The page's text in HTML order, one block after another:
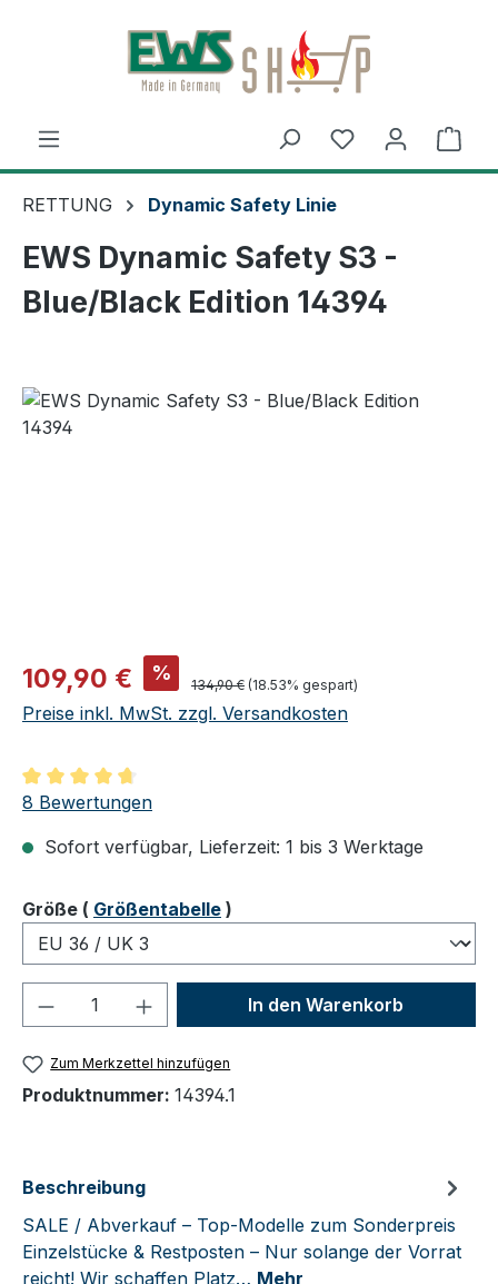
Zum Hauptinhalt springen
RETTUNG Dynamic Safety Linie
EWS Dynamic Safety S3 -
Blue/Black Edition 14394
Verkaufspreis:
109,90 € % Regulärer Preis:
134,90 € (18.53% gespart)
Preise inkl. MwSt. zzgl. Versandkosten
Durchschnittliche Bewertung von 4.75 von 5 Sternen
8 Bewertungen
Sofort verfügbar, Lieferzeit: 1 bis 3 Werktage
Größeauswählen
( Größentabelle )
Produkt Anzahl: Gib denIn den Warenkorb
Zum Merkzettel hinzufügen
Produktnummer: 14394.1
Beschreibung
SALE / Abverkauf – Top-Modelle zum Sonderpreis
Einzelstücke & Restposten – Nur solange der Vorrat
reicht! Wir schaffen Platz… Mehr